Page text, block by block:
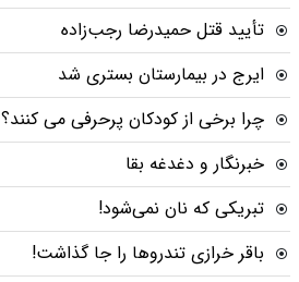
تأیید قتل حمیدرضا رجب‌زاده
ایرج در بیمارستان بستری شد
چرا برخی از کودکان پرحرفی می کنند؟
خبرنگار و دغدغه بقا
تبریکی که نان نمی‌شود!
باقر خرازی تندروها را جا گذاشت!